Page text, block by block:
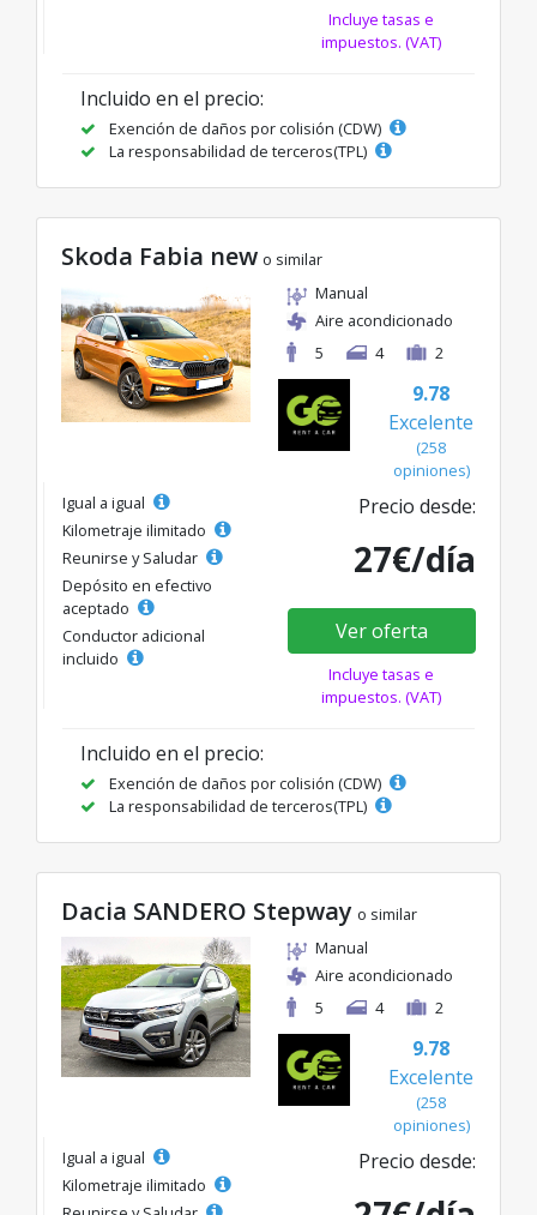
Incluye tasas e
impuestos. (VAT)
Incluido en el precio:
Exención de daños por colisión (CDW)
La responsabilidad de terceros(TPL)
Skoda Fabia new o similar
Manual
Aire acondicionado
5
4 2
9.78
Excelente
(258
opiniones)
Igual a igual
Kilometraje ilimitado
Reunirse y Saludar
Depósito en efectivo
aceptado
Conductor adicional
incluido
Precio desde:
27€/día
Ver oferta
Incluye tasas e
impuestos. (VAT)
Incluido en el precio:
Exención de daños por colisión (CDW)
La responsabilidad de terceros(TPL)
Dacia SANDERO Stepway o similar
Manual
Aire acondicionado
5
4 2
9.78
Excelente
(258
opiniones)
Igual a igual
Kilometraje ilimitado
Precio desde: